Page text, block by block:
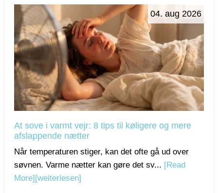
04. aug 2026
At sove i varmt vejr: 8 tips til køligere og mere
afslappende nætter
Når temperaturen stiger, kan det ofte gå ud over
søvnen. Varme nætter kan gøre det sv... [Read
More] [weiterlesen]